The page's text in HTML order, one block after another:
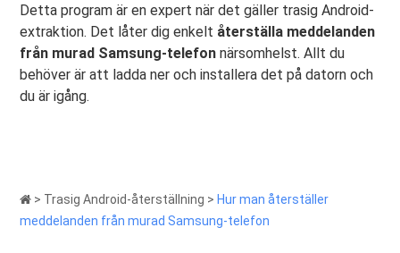
Detta program är en expert när det gäller trasig Android-
extraktion. Det låter dig enkelt återställa meddelanden
från murad Samsung-telefonnärsomhelst. Allt du
behöver är att ladda ner och installera det på datorn och
du är igång.
> Trasig Android-återställning > Hur man återställer
meddelanden från murad Samsung-telefon